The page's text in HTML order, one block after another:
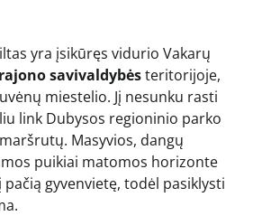
yra įsikūręs vidurio Vakarų
savivaldybėsteritorijoje,
miestelio. Jį nesunku rasti
link Dubysos regioninio parko
Masyvios, dangų
puikiai matomos horizonte
gyvenvietę, todėl pasiklysti